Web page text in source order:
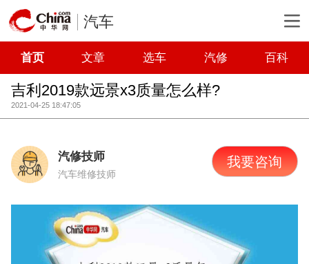
汽车
首页 文章 选车 汽修 百科
吉利2019款远景x3质量怎么样?
2021-04-25 18:47:05
汽修技师
汽车维修技师
我要咨询